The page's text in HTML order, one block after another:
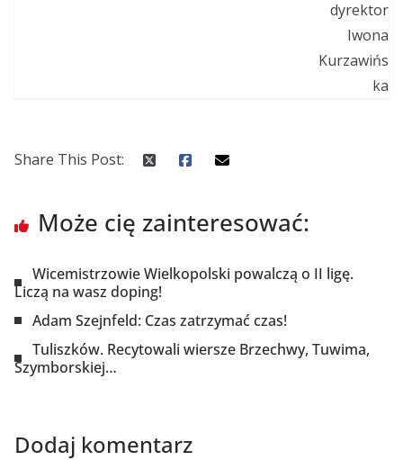
Share This Post:
Może cię zainteresować:
Wicemistrzowie Wielkopolski powalczą o II ligę.
Liczą na wasz doping!
Adam Szejnfeld: Czas zatrzymać czas!
Tuliszków. Recytowali wiersze Brzechwy, Tuwima,
Szymborskiej…
Dodaj komentarz